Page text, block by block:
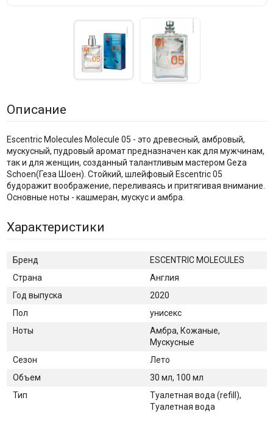
Описание
Escentric Molecules Molecule 05 - это древесный, амбровый,
мускусный, пудровый аромат предназначен как для мужчинам,
так и для женщин, созданный талантливым мастером Geza
Schoen(Геза Шоен). Стойкий, шлейфовый Escentric 05
будоражит воображение, переливаясь и притягивая внимание.
Основные ноты - кашмеран, мускус и амбра.
Характеристики
Бренд
ESCENTRIC MOLECULES
Страна
Англия
Год выпуска
2020
Пол
унисекс
Ноты
Амбра, Кожаные,
Мускусные
Сезон
Лето
Объем
30 мл, 100 мл
Тип
Туалетная вода (refill),
Туалетная вода